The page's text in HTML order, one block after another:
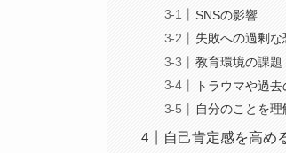
SNSの影響
失敗への過剰な
教育環境の課題
トラウマや過
自分のことを
自己肯定感を高め